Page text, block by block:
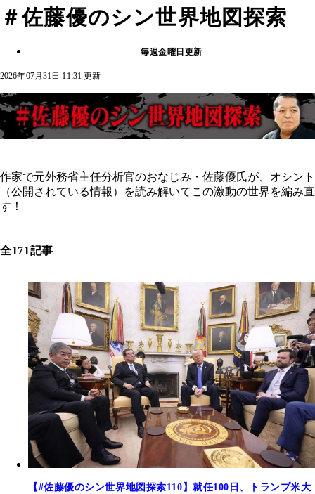
＃佐藤優のシン世界地図探索
毎週金曜日更新
2026年07月31日 11:31 更新
作家で元外務省主任分析官のおなじみ・佐藤優氏が、オシント
（公開されている情報）を読み解いてこの激動の世界を編み直
す！
全171記事
【#佐藤優のシン世界地図探索110】就任100日、トランプ米大